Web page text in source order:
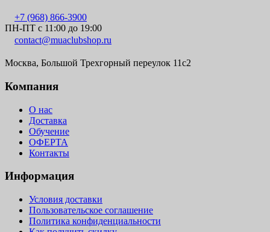
+7 (968) 866-3900
ПН-ПТ с 11:00 до 19:00
contact@muaclubshop.ru
Москва, Большой Трехгорный переулок 11с2
Компания
О нас
Доставка
Обучение
ОФЕРТА
Контакты
Информация
Условия доставки
Пользовательское соглашение
Политика конфиденциальности